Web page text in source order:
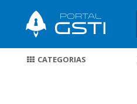
CATEGORIAS